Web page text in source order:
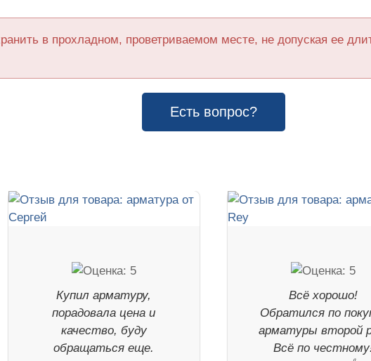
в прохладном, проветриваемом месте, не допуская ее
Есть вопрос?
Купил арматуру,
порадовала цена и
качество, буду
обращаться еще.
Всё хорошо!
Обратился по
арматуры второй
Всё по